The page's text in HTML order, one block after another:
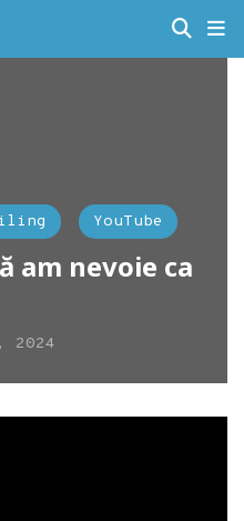
YouTube
am nevoie ca
2024